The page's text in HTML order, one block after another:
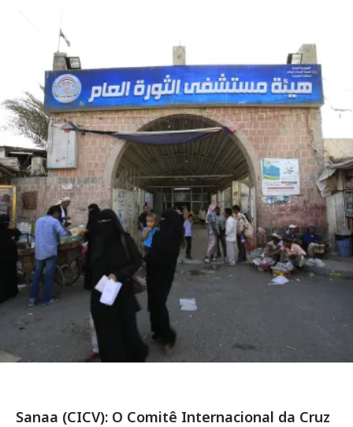
Sanaa (CICV): O Comitê Internacional da Cruz